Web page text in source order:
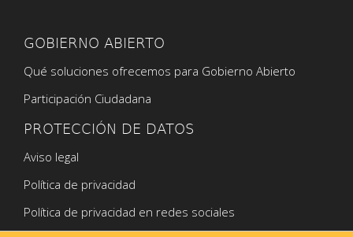
GOBIERNO ABIERTO
Qué soluciones ofrecemos para Gobierno Abierto
Participación Ciudadana
PROTECCIÓN DE DATOS
Aviso legal
Política de privacidad
Política de privacidad en redes sociales